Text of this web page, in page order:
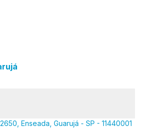
Enseada, Guarujá - SP - 11440001